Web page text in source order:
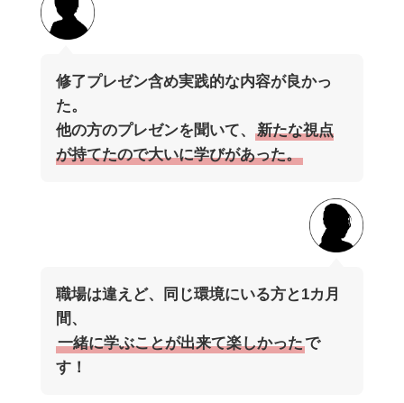
修了プレゼン含め実践的な内容が良かっ
た。
他の方のプレゼンを聞いて、
新たな視点
が持てたので大いに学びがあった。
職場は違えど、同じ環境にいる方と1カ月
間、
一緒に学ぶことが出来て楽しかったで
す！